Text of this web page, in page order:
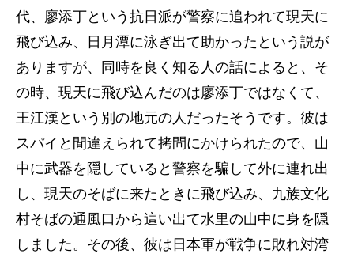
代、廖添丁という抗日派が警察に追われて現天に
飛び込み、日月潭に泳ぎ出て助かったという説が
ありますが、同時を良く知る人の話によると、そ
の時、現天に飛び込んだのは廖添丁ではなくて、
王江漢という別の地元の人だったそうです。彼は
スパイと間違えられて拷問にかけられたので、山
中に武器を隠していると警察を騙して外に連れ出
し、現天のそばに来たときに飛び込み、九族文化
村そばの通風口から這い出て水里の山中に身を隠
しました。その後、彼は日本軍が戦争に敗れ対湾